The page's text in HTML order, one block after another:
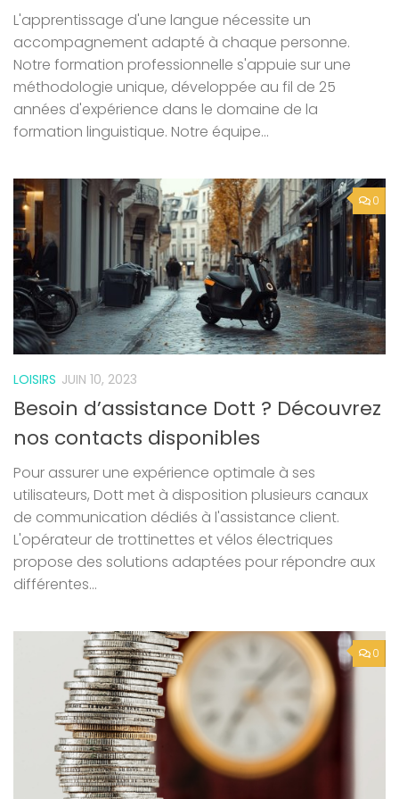
L'apprentissage d'une langue nécessite un
accompagnement adapté à chaque personne.
Notre formation professionnelle s'appuie sur une
méthodologie unique, développée au fil de 25
années d'expérience dans le domaine de la
formation linguistique. Notre équipe...
0
LOISIRS JUIN 10, 2023
Besoin d’assistance Dott ? Découvrez
nos contacts disponibles
Pour assurer une expérience optimale à ses
utilisateurs, Dott met à disposition plusieurs canaux
de communication dédiés à l'assistance client.
L'opérateur de trottinettes et vélos électriques
propose des solutions adaptées pour répondre aux
différentes...
0